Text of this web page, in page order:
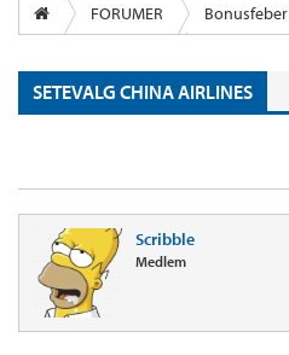
FORUMER
Bonusfeber
SETEVALG CHINA AIRLINES
Scribble
Medlem